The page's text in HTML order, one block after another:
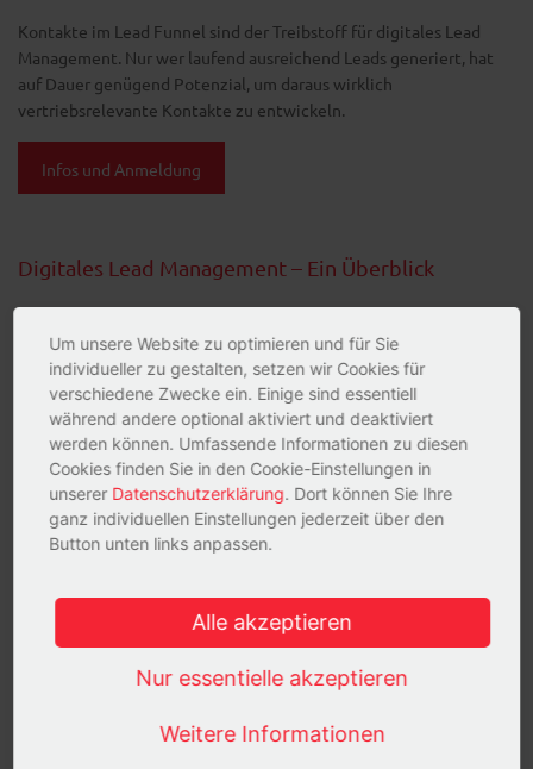
Kontakte im Lead Funnel sind der Treibstoff für digitales Lead
Management. Nur wer laufend ausreichend Leads generiert, hat
auf Dauer genügend Potenzial, um daraus wirklich
vertriebsrelevante Kontakte zu entwickeln.
Infos und Anmeldung
Digitales Lead Management – Ein Überblick
Die Customer Journey hat sich durch die Digitalisierung auch im
B2B-Bereich dramatisch verändert – die Unternehmen stehen
dadurch vor gewaltigen Herausforderungen. Eine Reaktion darauf
ist die wachsende Annäherung von Marketing und Vertrieb: Um
auch künftig erfolgreich Neukunden zu gewinnen, müssen
Marktkommunikation und vertriebliche Prozesse eng aufeinander
abgestimmt werden.
Infos und Anmeldung
Best Practices B2B Lead Management
Content Marketing, Lead Management und Marketing Automation
Vertrieb. Im aktuellen SiteBoosters Experten-Webinar zeigen wir
Um unsere Website zu optimieren und für Sie
individueller zu gestalten, setzen wir Cookies für
verschiedene Zwecke ein. Einige sind essentiell
während andere optional aktiviert und deaktiviert
werden können. Umfassende Informationen zu diesen
Cookies finden Sie in den Cookie-Einstellungen in
unserer Datenschutzerklärung. Dort können Sie Ihre
ganz individuellen Einstellungen jederzeit über den
Button unten links anpassen.
Alle akzeptieren
Nur essentielle akzeptieren
Weitere Informationen